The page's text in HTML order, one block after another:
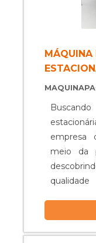
MÁQUINA
empresa
meio da